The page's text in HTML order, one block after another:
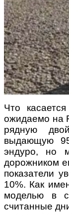
Что
ожидаемо на
рядную
выдающую
эндуро, но
дорожником
показатели
10%. Как
моделью в
считанные